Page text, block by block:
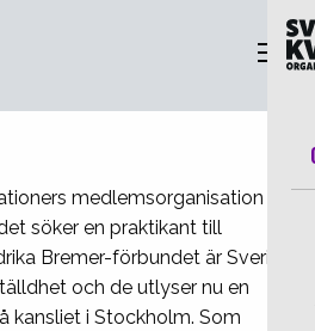
förbundet söker
medlemsorganisation
söker en praktikant till
Bremer-förbundet är Sveriges
och de utlyser nu en
kansliet i Stockholm. Som